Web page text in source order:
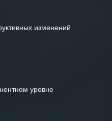
изменений
уровне